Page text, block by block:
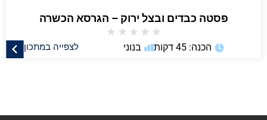
פסטה כבדים ובצל ירוק – הגרסא הכשרה
★
★
★
★
★
לצפייה במתכון הכנה: 45 דקות בנוני